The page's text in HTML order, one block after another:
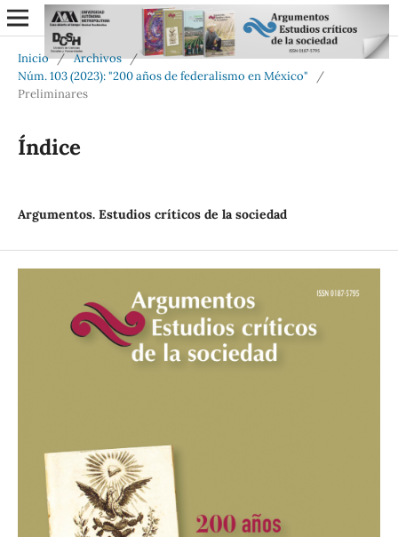
Inicio / Archivos /
Núm. 103 (2023): "200 años de federalismo en México"
/
Preliminares
Índice
Argumentos. Estudios críticos de la sociedad